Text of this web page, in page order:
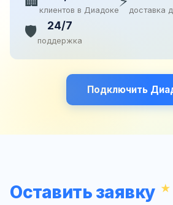
клиентов в Диадоке доставка
🛡️ 24/7
поддержка
Подключить
Оставить заявку